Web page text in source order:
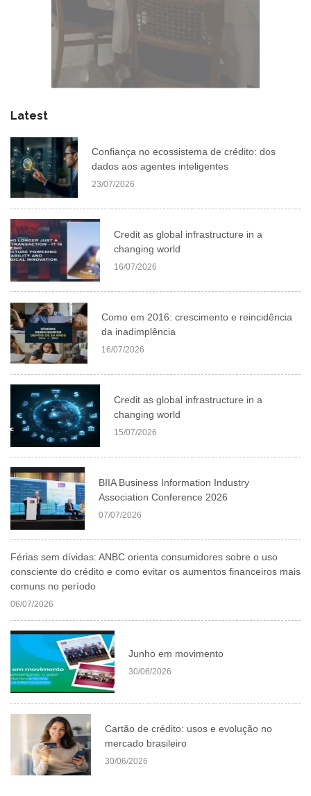
Latest
Confiança no ecossistema de crédito: dos
dados aos agentes inteligentes
23/07/2026
Credit as global infrastructure in a
changing world
16/07/2026
Como em 2016: crescimento e reincidência
da inadimplência
16/07/2026
Credit as global infrastructure in a
changing world
15/07/2026
BIIA Business Information Industry
Association Conference 2026
07/07/2026
Férias sem dívidas: ANBC orienta consumidores sobre o uso
consciente do crédito e como evitar os aumentos financeiros mais
comuns no período
06/07/2026
Junho em movimento
30/06/2026
Cartão de crédito: usos e evolução no
mercado brasileiro
30/06/2026